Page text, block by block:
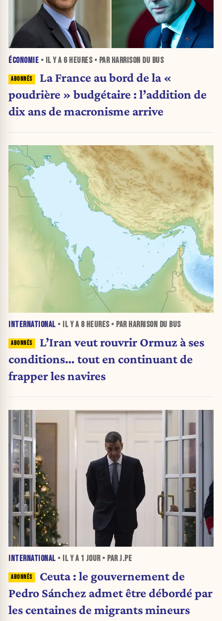
ÉCONOMIE • IL Y A 6 HEURES• PAR HARRISON DU BUS
La France au bord de la «
poudrière » budgétaire : l’addition de
dix ans de macronisme arrive
INTERNATIONAL • IL Y A 8 HEURES• PAR HARRISON DU BUS
L’Iran veut rouvrir Ormuz à ses
conditions… tout en continuant de
frapper les navires
INTERNATIONAL • IL Y A 1 JOUR• PAR J.PE
Ceuta : le gouvernement de
Pedro Sánchez admet être débordé par
les centaines de migrants mineurs